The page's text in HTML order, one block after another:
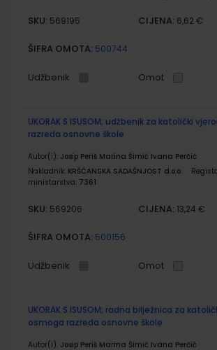
SKU: 569195 CIJENA: 6,62 €
ŠIFRA OMOTA: 500744
Udžbenik Omot
UKORAK S ISUSOM; udžbenik za katolički
razreda osnovne škole
Autor(i): Josip Periš Marina Šimić Ivana Perčić
Nakladnik: KRŠĆANSKA SADAŠNJOST d.o.o.
ministarstva: 7361
SKU: 569206 CIJENA: 13,24 €
ŠIFRA OMOTA: 500156
Udžbenik Omot
UKORAK S ISUSOM; radna bilježnica za
osmoga razreda osnovne škole
Autor(i): Josip Periš Marina Šimić Ivana Perčić